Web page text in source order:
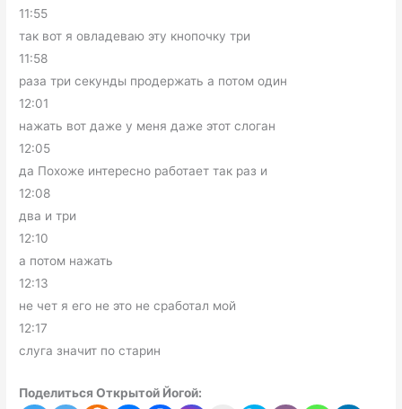
11:55
так вот я овладеваю эту кнопочку три
11:58
раза три секунды продержать а потом один
12:01
нажать вот даже у меня даже этот слоган
12:05
да Похоже интересно работает так раз и
12:08
два и три
12:10
а потом нажать
12:13
не чет я его не это не сработал мой
12:17
слуга значит по старин
Поделиться Открытой Йогой: